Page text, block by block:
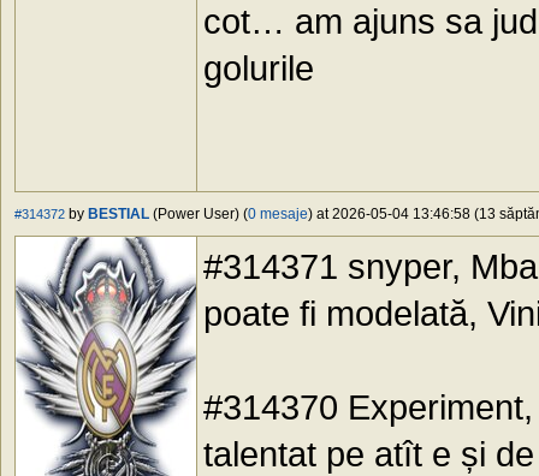
cot… am ajuns sa
golurile
#314372 by BESTIAL (Power User) (0 mesaje) at 2026-05-04 13:46:58 (13
#314371 snyper,
poate fi modelată,
#314370
talentat pe atît e și